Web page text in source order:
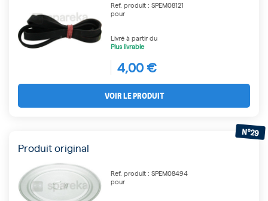
Ref. produit : SPEM08121
pour
Livré à partir du
Plus livrable
4,00 €
VOIR LE PRODUIT
Produit original
N°29
Ref. produit : SPEM08494
pour